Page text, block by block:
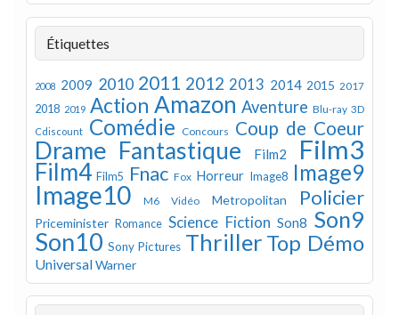
Étiquettes
2008 2009 2010 2011 2012 2013 2014 2015 2017
2018 2019 Action Amazon Aventure Blu-ray 3D
Cdiscount Comédie Concours Coup de Coeur
Drame Fantastique Film2 Film3
Film4 Film5 Fnac Fox Horreur Image8 Image9
Image10 M6 Vidéo Metropolitan Policier
Priceminister Romance Science Fiction Son8 Son9
Son10 Sony Pictures Thriller Top Démo
UniversalWarner